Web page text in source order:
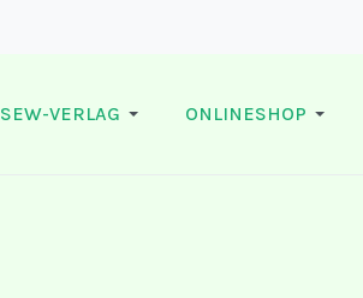
SEW-VERLAG ONLINESHOP